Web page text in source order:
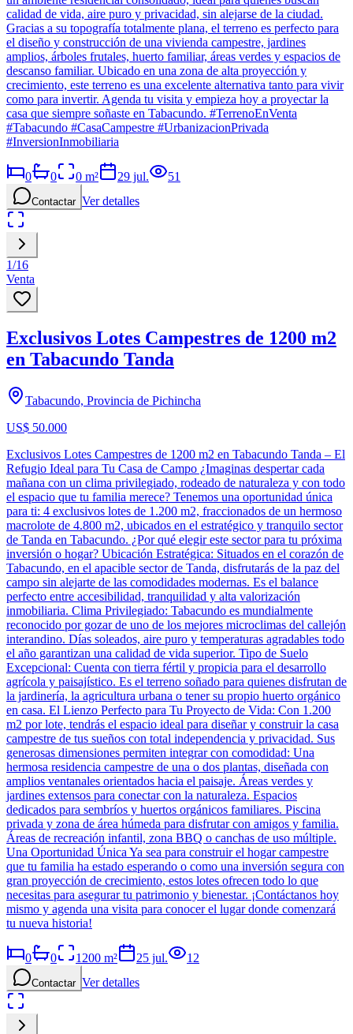
calidad de vida, aire puro y privacidad, sin alejarse de la ciudad.
Gracias a su topografía totalmente plana, el terreno es perfecto para
el diseño y construcción de una vivienda campestre, jardines
amplios, árboles frutales, huerto familiar, áreas verdes y espacios de
descanso familiar. Ubicado en una zona de alta proyección y
crecimiento, este terreno es una excelente alternativa tanto para vivir
como para invertir. Agenda tu visita y empieza hoy a proyectar la
casa que siempre soñaste en Tabacundo. #TerrenoEnVenta
#Tabacundo #CasaCampestre #UrbanizacionPrivada
#InversionInmobiliaria
0 0 0 m² 29 jul. 51
Contactar Ver detalles
1/16
Venta
Exclusivos Lotes Campestres de 1200 m2
en Tabacundo Tanda
Tabacundo, Provincia de Pichincha
US$ 50.000
Exclusivos Lotes Campestres de 1200 m2 en Tabacundo Tanda – El
Refugio Ideal para Tu Casa de Campo ¿Imaginas despertar cada
mañana con un clima privilegiado, rodeado de naturaleza y con todo
el espacio que tu familia merece? Tenemos una oportunidad única
para ti: 4 exclusivos lotes de 1.200 m2, fraccionados de un hermoso
macrolote de 4.800 m2, ubicados en el estratégico y tranquilo sector
de Tanda en Tabacundo. ¿Por qué elegir este sector para tu próxima
inversión o hogar? Ubicación Estratégica: Situados en el corazón de
Tabacundo, en el apacible sector de Tanda, disfrutarás de la paz del
campo sin alejarte de las comodidades modernas. Es el balance
perfecto entre accesibilidad, tranquilidad y alta valorización
inmobiliaria. Clima Privilegiado: Tabacundo es mundialmente
reconocido por gozar de uno de los mejores microclimas del callejón
interandino. Días soleados, aire puro y temperaturas agradables todo
el año garantizan una calidad de vida superior. Tipo de Suelo
Excepcional: Cuenta con tierra fértil y propicia para el desarrollo
agrícola y paisajístico. Es el terreno soñado para quienes disfrutan de
la jardinería, la agricultura urbana o tener su propio huerto orgánico
en casa. El Lienzo Perfecto para Tu Proyecto de Vida: Con 1.200
m2 por lote, tendrás el espacio ideal para diseñar y construir la casa
campestre de tus sueños con total independencia y privacidad. Sus
generosas dimensiones permiten integrar con comodidad: Una
hermosa residencia campestre de una o dos plantas, diseñada con
amplios ventanales orientados hacia el paisaje. Áreas verdes y
jardines extensos para conectar con la naturaleza. Espacios
dedicados para sembríos y huertos orgánicos familiares. Piscina
privada y zona de área húmeda para disfrutar con amigos y familia.
Áreas de recreación infantil, zona BBQ o canchas de uso múltiple.
Una Oportunidad Única Ya sea para construir el hogar campestre
que tu familia ha estado esperando o como una inversión segura con
gran proyección de crecimiento, estos lotes ofrecen todo lo que
necesitas para asegurar tu patrimonio y bienestar. ¡Contáctanos hoy
mismo y agenda una visita para conocer el lugar donde comenzará
tu nueva historia!
0 0 1200 m² 25 jul. 12
Contactar Ver detalles